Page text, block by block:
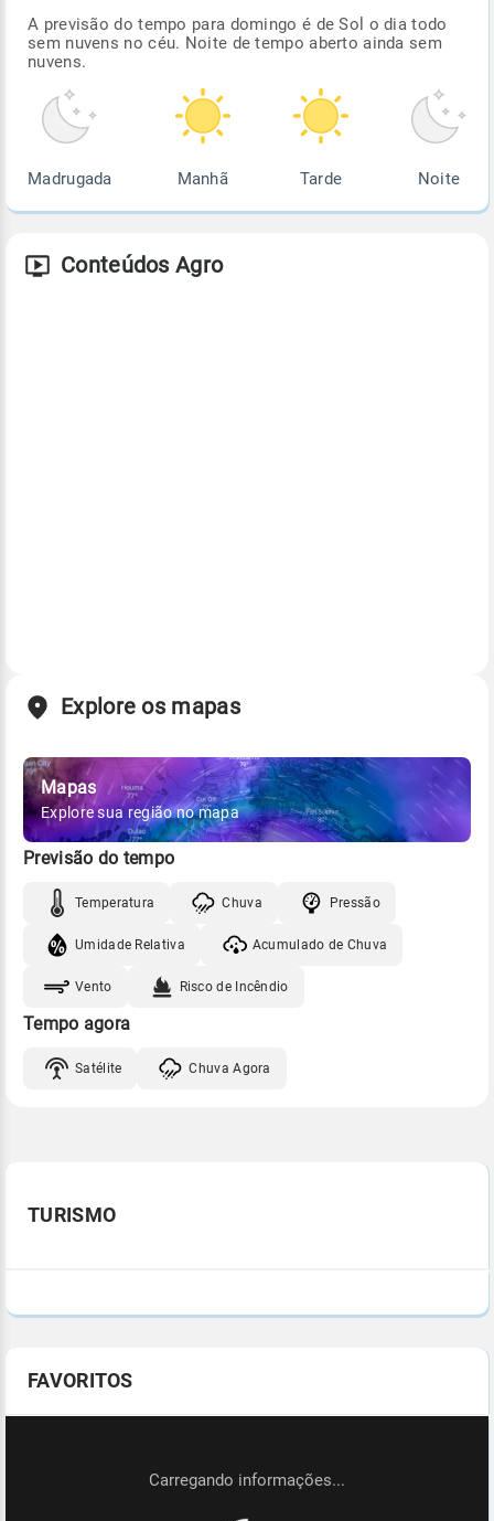
A previsão do tempo para domingo é de Sol o dia todo
sem nuvens no céu. Noite de tempo aberto ainda sem
nuvens.
Madrugada Manhã Tarde Noite
Conteúdos Agro
Explore os mapas
Mapas
Explore sua região no mapa
Previsão do tempo
Temperatura Chuva Pressão
Umidade Relativa Acumulado de Chuva
Vento Risco de Incêndio
Tempo agora
Satélite Chuva Agora
TURISMO
FAVORITOS